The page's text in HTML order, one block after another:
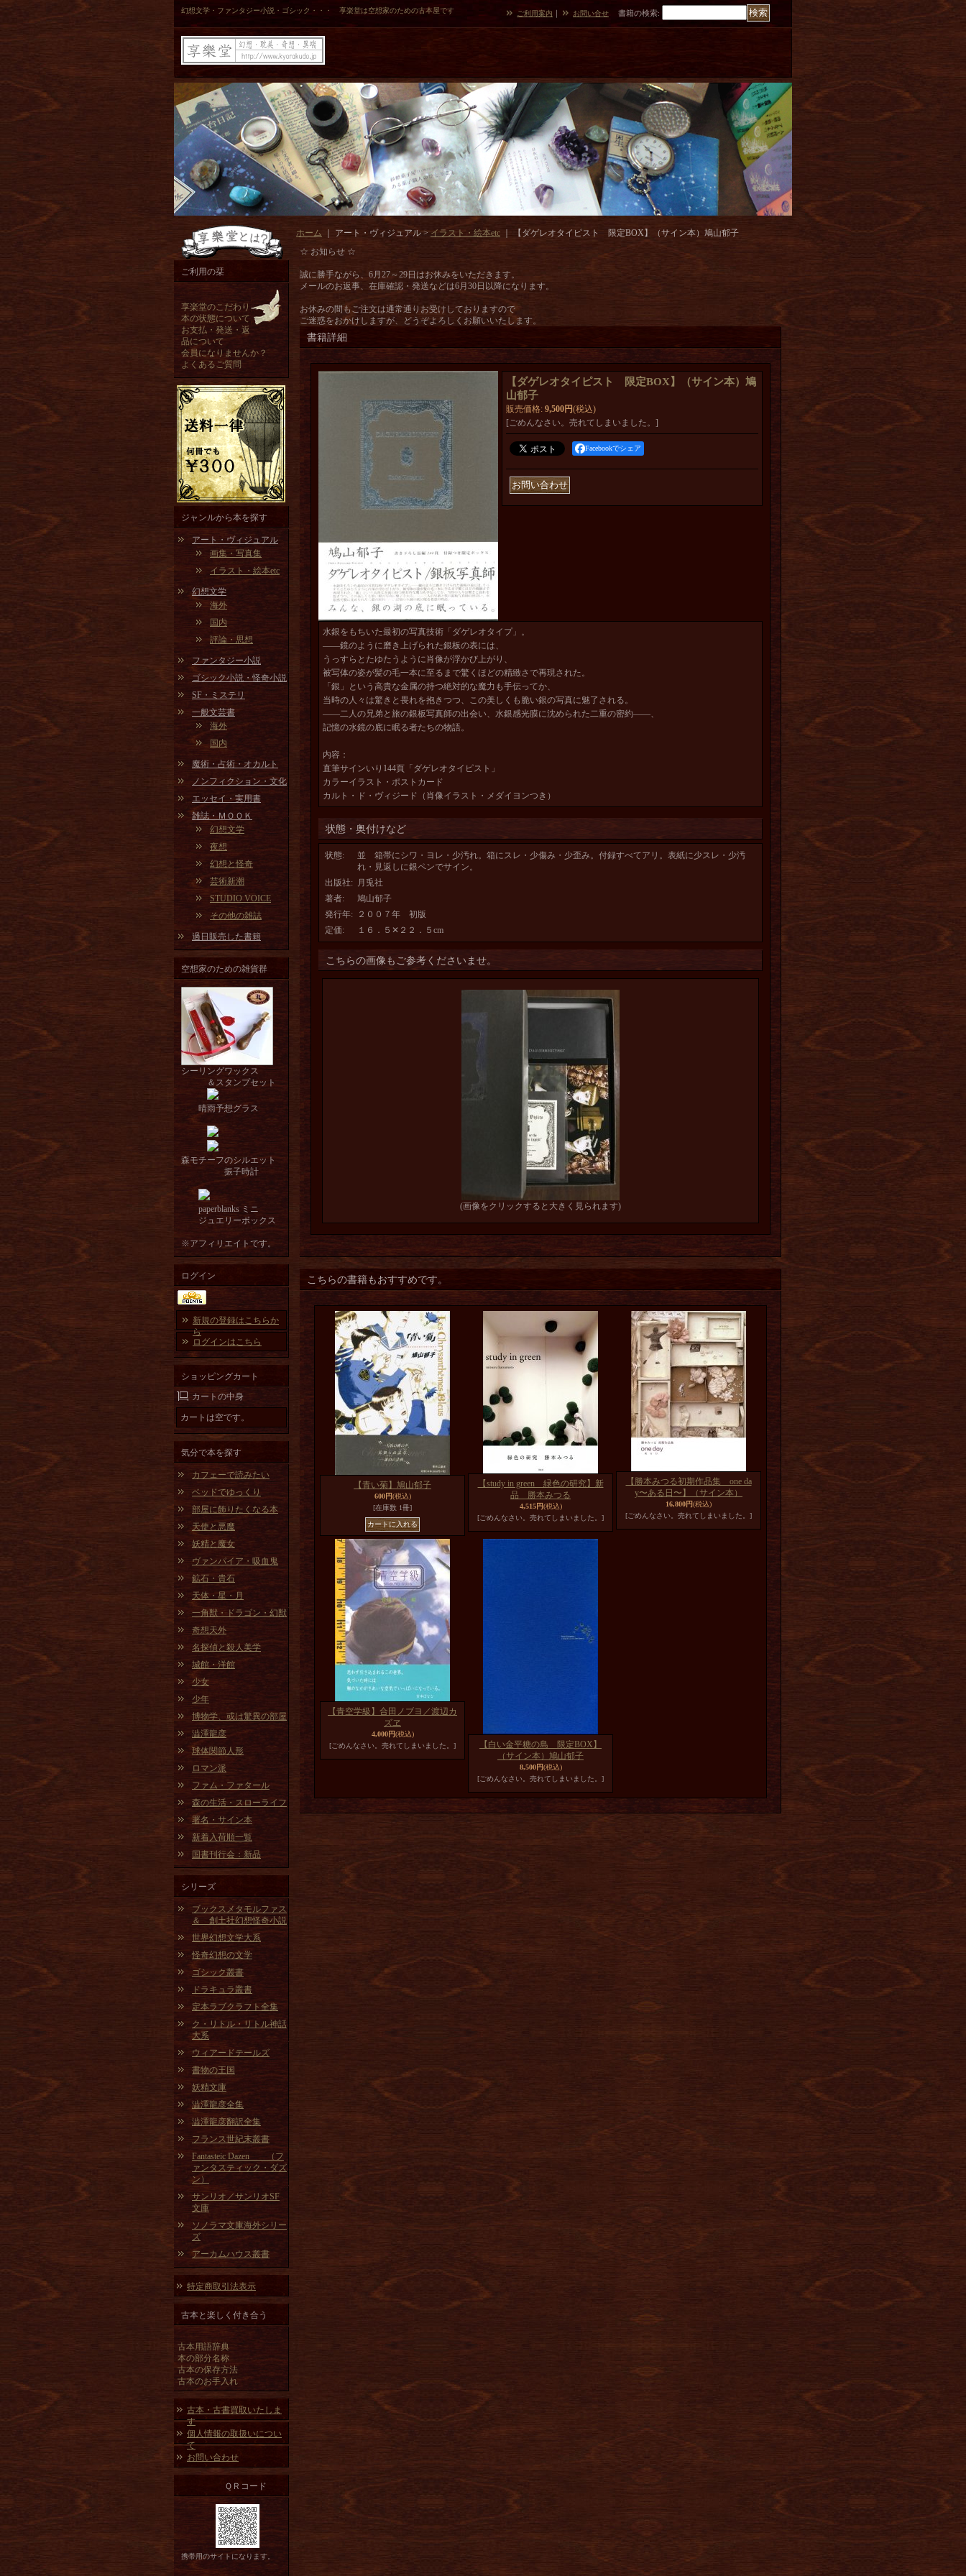
幻想文学・ファンタジー小説・ゴシック・・・ 享楽堂は空想家のための古本屋です ご利用案内 ｜ お問い合せ 書籍の検索:
ご利用の栞
享楽堂のこだわり
本の状態について
お支払・発送・返
品について
会員になりませんか？
よくあるご質問
ジャンルから本を探す
アート・ヴィジュアル
画集・写真集
イラスト・絵本etc
幻想文学
海外
国内
評論・思想
ファンタジー小説
ゴシック小説・怪奇小説
SF・ミステリ
一般文芸書
海外
国内
魔術・占術・オカルト
ノンフィクション・文化
エッセイ・実用書
雑誌・ＭＯＯＫ
幻想文学
夜想
幻想と怪奇
芸術新潮
STUDIO VOICE
その他の雑誌
過日販売した書籍
空想家のための雑貨群
シーリングワックス
＆スタンプセット
晴雨予想グラス
森モチーフのシルエット
振子時計
paperblanks ミニ
ジュエリーボックス
※アフィリエイトです。
ログイン
新規の登録はこちらか
ら
ログインはこちら
ショッピングカート
カートの中身
カートは空です。
気分で本を探す
カフェーで読みたい
ベッドでゆっくり
部屋に飾りたくなる本
天使と悪魔
妖精と魔女
ヴァンパイア・吸血鬼
鉱石・貴石
天体・星・月
一角獣・ドラゴン・幻獣
奇想天外
名探偵と殺人美学
城館・洋館
少女
少年
博物学、或は驚異の部屋
澁澤龍彦
球体関節人形
ロマン派
ファム・ファタール
森の生活・スローライフ
署名・サイン本
新着入荷順一覧
国書刊行会：新品
シリーズ
ブックスメタモルファス
＆ 創土社幻想怪奇小説
世界幻想文学大系
怪奇幻想の文学
ゴシック叢書
ドラキュラ叢書
定本ラブクラフト全集
ク・リトル・リトル神話
大系
ウィアードテールズ
書物の王国
妖精文庫
澁澤龍彦全集
澁澤龍彦翻訳全集
フランス世紀末叢書
Fantasteic Dazen （フ
ァンタスティック・ダズ
ン）
サンリオ／サンリオSF
文庫
ソノラマ文庫海外シリー
ズ
アーカムハウス叢書
特定商取引法表示
古本と楽しく付き合う
古本用語辞典
本の部分名称
古本の保存方法
古本のお手入れ
古本・古書買取いたしま
す
個人情報の取扱いについ
て
お問い合わせ
ＱＲコード
携帯用のサイトになります。
ホーム ｜ アート・ヴィジュアル > イラスト・絵本etc
【ダゲレオタイピスト 限定BOX】（サイン本）鳩山郁子
☆ お知らせ ☆
誠に勝手ながら、6月27～29日はお休みをいただきます。
メールのお返事、在庫確認・発送などは6月30日以降になります。
お休みの間もご注文は通常通りお受けしておりますので
ご迷惑をおかけしますが、どうぞよろしくお願いいたします。
書籍詳細
【ダゲレオタイピスト 限定BOX】（サイン本）鳩
山郁子
販売価格: 9,500円(税込)
[ごめんなさい。売れてしまいました。]
Facebookでシェア
水銀をもちいた最初の写真技術「ダゲレオタイプ」。
――鏡のように磨き上げられた銀板の表には、
うっすらとたゆたうように肖像が浮かび上がり、
被写体の姿が髪の毛一本に至るまで驚くほどの精緻さで再現された。
「銀」という高貴な金属の持つ絶対的な魔力も手伝ってか、
当時の人々は驚きと畏れを抱きつつ、この美しくも脆い銀の写真に魅了される。
――二人の兄弟と旅の銀板写真師の出会い、水銀感光膜に沈められた二重の密約――、
記憶の水鏡の底に眠る者たちの物語。
内容：
直筆サインいり144頁「ダゲレオタイピスト」
カラーイラスト・ポストカード
カルト・ド・ヴィジード（肖像イラスト・メダイヨンつき）
状態・奥付けなど
状態:
並 箱帯にシワ・ヨレ・少汚れ。箱にスレ・少傷み・少歪み。付録すべてアリ。表紙に少スレ・少汚
れ・見返しに銀ペンでサイン。
出版社: 月兎社
著者:
鳩山郁子
発行年:
２００７年 初版
定価: １６．５✕２２．５cm
こちらの画像もご参考くださいませ。
(画像をクリックすると大きく見られます)
こちらの書籍もおすすめです。
【青い菊】鳩山郁子
600円(税込)
[在庫数 1冊]
【study in green 緑色の研究】新
品 勝本みつる
4,515円(税込)
[ごめんなさい。売れてしまいました。]
【勝本みつる初期作品集 one da
y〜ある日〜】（サイン本）
16,800円(税込)
[ごめんなさい。売れてしまいました。]
【青空学級】合田ノブヨ／渡辺カ
ズヱ
4,000円(税込)
[ごめんなさい。売れてしまいました。]
【白い金平糖の島 限定BOX】
（サイン本）鳩山郁子
8,500円(税込)
[ごめんなさい。売れてしまいました。]